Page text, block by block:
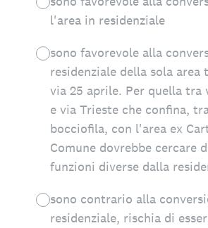
l'area in residenziale
sono favorevole alla
residenziale della sola area
via 25 aprile. Per quella tra
e via Trieste che confina,
bocciofila, con l'area ex
Comune dovrebbe cercare
funzioni diverse dalla
sono contrario alla
residenziale, rischia di